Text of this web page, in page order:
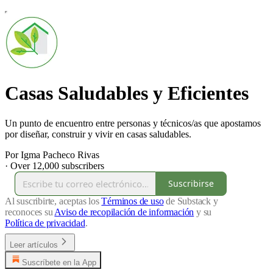
Casas Saludables y Eficientes
Un punto de encuentro entre personas y técnicos/as que apostamos
por diseñar, construir y vivir en casas saludables.
Por Igma Pacheco Rivas
· Over 12,000 subscribers
Suscribirse
Al suscribirte, aceptas losTérminos de usode Substack y
reconoces su Aviso de recopilación de información y su
Política de privacidad.
Leer artículos
Suscríbete en la App